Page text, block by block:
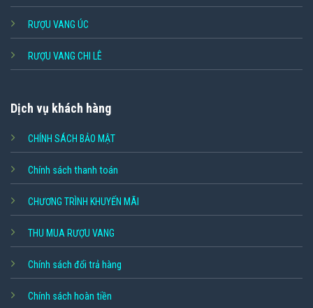
RƯỢU VANG ÚC
RƯỢU VANG CHI LÊ
Dịch vụ khách hàng
CHÍNH SÁCH BẢO MẬT
Chính sách thanh toán
CHƯƠNG TRÌNH KHUYẾN MÃI
THU MUA RƯỢU VANG
Chính sách đổi trả hàng
Chính sách hoàn tiền